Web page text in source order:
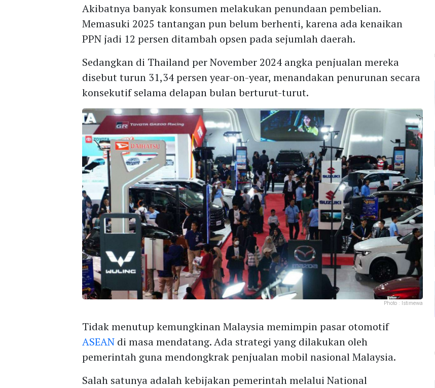
Akibatnya banyak konsumen melakukan penundaan pembelian.
Memasuki 2025 tantangan pun belum berhenti, karena ada kenaikan
PPN jadi 12 persen ditambah opsen pada sejumlah daerah.
Sedangkan di Thailand per November 2024 angka penjualan mereka
disebut turun 31,34 persen year-on-year, menandakan penurunan secara
konsekutif selama delapan bulan berturut-turut.
Photo : Istimewa
Tidak menutup kemungkinan Malaysia memimpin pasar otomotif
ASEAN di masa mendatang. Ada strategi yang dilakukan oleh
pemerintah guna mendongkrak penjualan mobil nasional Malaysia.
Salah satunya adalah kebijakan pemerintah melalui National